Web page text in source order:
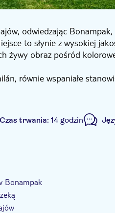
odwiedzając
to słynie z wysokiej
żywy obraz pośród
równie wspaniałe
które są
na półwyspie otoczonym
gdzie natura i starożytna
miejsc będziesz
Czas trwania: 14 godzin
Breakfast
Bonampak